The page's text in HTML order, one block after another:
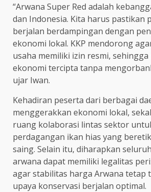
“Arwana Super Red adalah
dan Indonesia. Kita harus pastikan
berjalan berdampingan dengan
ekonomi lokal. KKP mendorong
usaha memiliki izin resmi,
ekonomi tercipta tanpa
ujar Iwan.
Kehadiran peserta dari berbagai
menggerakkan ekonomi lokal,
ruang kolaborasi lintas sektor
perdagangan ikan hias yang
saing. Selain itu, diharapkan
arwana dapat memiliki legalitas
agar stabilitas harga Arwana tetap
upaya konservasi berjalan optimal.